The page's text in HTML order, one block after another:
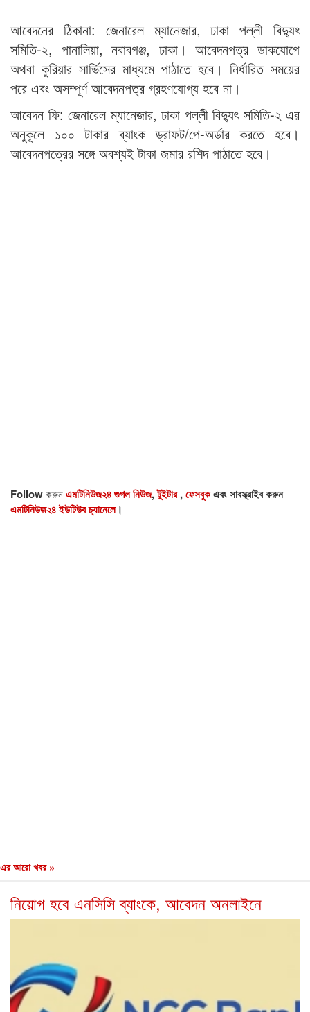
আবেদনের ঠিকানা: জেনারেল ম্যানেজার, ঢাকা পল্লী বিদ্যুৎ
সমিতি-২, পানালিয়া, নবাবগঞ্জ, ঢাকা। আবেদনপত্র ডাকযোগে
অথবা কুরিয়ার সার্ভিসের মাধ্যমে পাঠাতে হবে। নির্ধারিত সময়ের
পরে এবং অসম্পূর্ণ আবেদনপত্র গ্রহণযোগ্য হবে না।
আবেদন ফি: জেনারেল ম্যানেজার, ঢাকা পল্লী বিদ্যুৎ সমিতি-২ এর
অনুকূলে ১০০ টাকার ব্যাংক ড্রাফট/পে-অর্ডার করতে হবে।
আবেদনপত্রের সঙ্গে অবশ্যই টাকা জমার রশিদ পাঠাতে হবে।
Followকরুনএমটিনিউজ২৪ গুগল নিউজ,টুইটার,ফেসবুকএবং সাবস্ক্রাইব করুন
এমটিনিউজ২৪ ইউটিউব চ্যানেলে।
এর আরো খবর »
নিয়োগ হবে এনসিসি ব্যাংকে, আবেদন অনলাইনে